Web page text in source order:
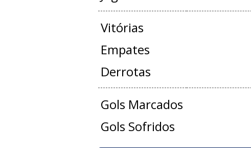
Vitórias
Empates
Derrotas
Gols Marcados
Gols Sofridos